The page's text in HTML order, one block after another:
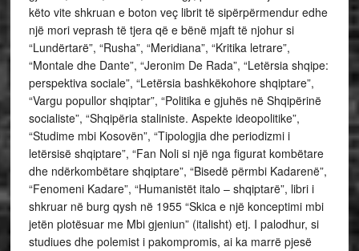
këto vite shkruan e boton veç librit të sipërpërmendur edhe
një mori veprash të tjera që e bënë mjaft të njohur si
“Lundërtarë”, “Rusha”, “Meridiana”, “Kritika letrare”,
“Montale dhe Dante”, “Jeronim De Rada”, “Letërsia shqipe:
perspektiva sociale”, “Letërsia bashkëkohore shqiptare”,
“Vargu popullor shqiptar”, “Politika e gjuhës në Shqipërinë
socialiste”, “Shqipëria staliniste. Aspekte ideopolitike”,
“Studime mbi Kosovën”, “Tipologjia dhe periodizmi i
letërsisë shqiptare”, “Fan Noli si një nga figurat kombëtare
dhe ndërkombëtare shqiptare”, “Bisedë përmbi Kadarenë”,
“Fenomeni Kadare”, “Humanistët italo – shqiptarë”, libri i
shkruar në burg qysh në 1955 “Skica e një konceptimi mbi
jetën plotësuar me Mbi gjeniun” (italisht) etj. I palodhur, si
studiues dhe polemist i pakompromis, ai ka marrë pjesë